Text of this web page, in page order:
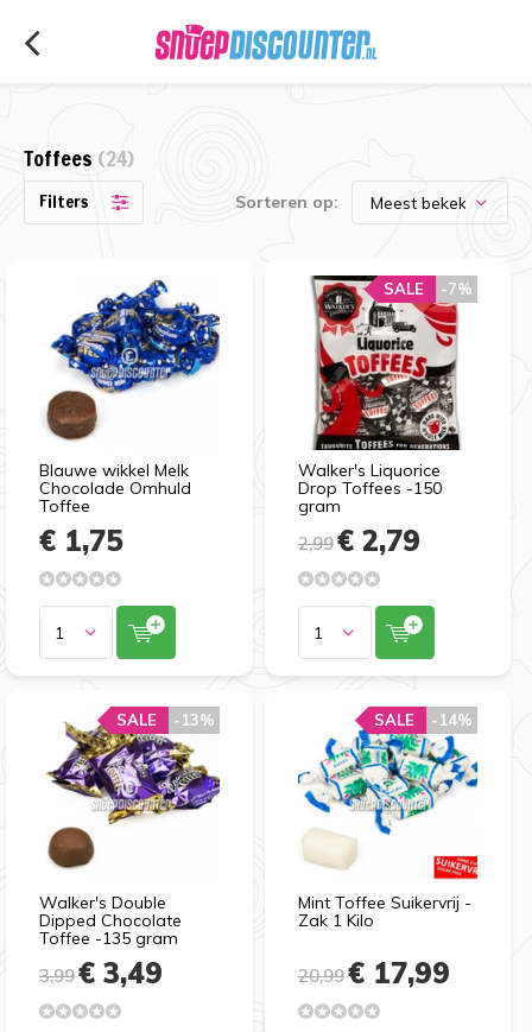
Toffees (24)
Filters Sorteren op:
Blauwe wikkel Melk
Chocolade Omhuld
Toffee
€ 1,75
Walker's Liquorice
Drop Toffees -150
gram
-7%
SALE
2,99€ 2,79
Walker's Double
Dipped Chocolate
Toffee -135 gram
-13%
SALE
3,99€ 3,49
Mint Toffee Suikervrij -
Zak 1 Kilo
-14%
SALE
20,99€ 17,99